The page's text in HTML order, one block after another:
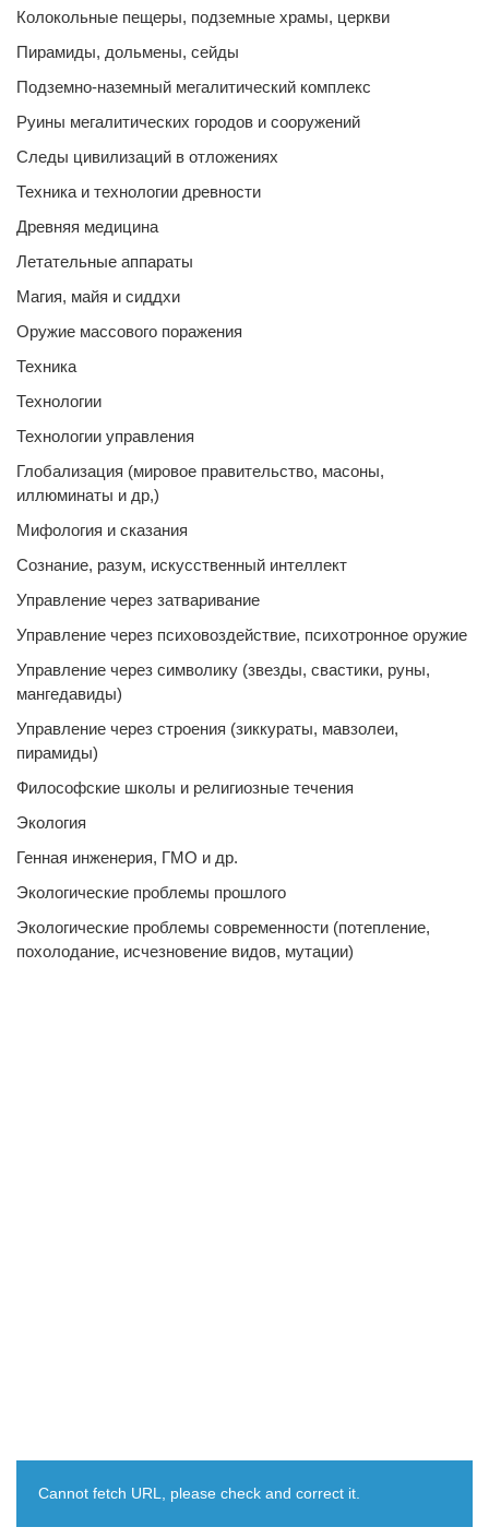
Колокольные пещеры, подземные храмы, церкви
Пирамиды, дольмены, сейды
Подземно-наземный мегалитический комплекс
Руины мегалитических городов и сооружений
Следы цивилизаций в отложениях
Техника и технологии древности
Древняя медицина
Летательные аппараты
Магия, майя и сиддхи
Оружие массового поражения
Техника
Технологии
Технологии управления
Глобализация (мировое правительство, масоны,
иллюминаты и др,)
Мифология и сказания
Сознание, разум, искусственный интеллект
Управление через затваривание
Управление через психовоздействие, психотронное оружие
Управление через символику (звезды, свастики, руны,
мангедавиды)
Управление через строения (зиккураты, мавзолеи,
пирамиды)
Философские школы и религиозные течения
Экология
Генная инженерия, ГМО и др.
Экологические проблемы прошлого
Экологические проблемы современности (потепление,
похолодание, исчезновение видов, мутации)
Cannot fetch URL, please check and correct it.